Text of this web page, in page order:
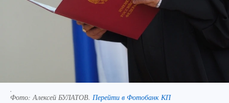
.
Фото:Алексей БУЛАТОВ. Перейти в Фотобанк КП